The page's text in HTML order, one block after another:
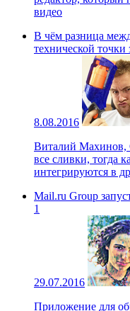
видео
В чём разница
технической точки
8.08.2016
Виталий Махинов,
все сливки, тогда
интегрируются в
Mail.ru Group
1
29.07.2016
Приложение для